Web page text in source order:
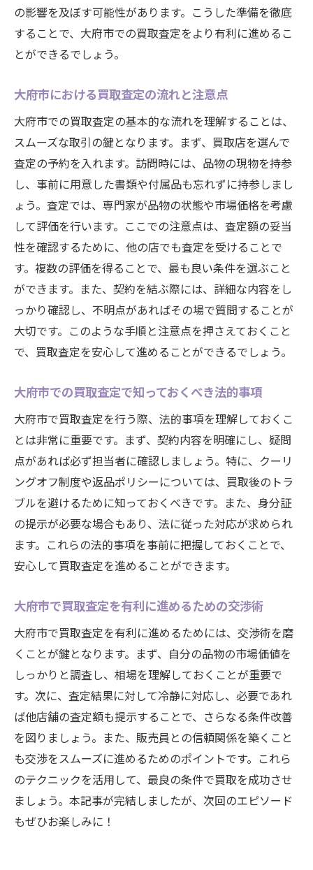
大府市固有の市場動向を活用した買取戦略を探
る
大府市の市場動向を読み解くための基本ス
地域の経済状況が買取査定に与える影響と
は
大府市での買取戦略に役立つ最新トレンド
情報
市場動向を活用した賢い売却タイミングの
見極め方
大府市の市場分析による買取価格交渉の実
践例
市場動向を基にした買取査定の成功事例の
紹介
買取査定を成功に導くための最適なタイミング
の見極め方
つける
季節やイベントによる買取査定の影響を理
解する
大府市の市場動向に基づいたタイミング戦
略
買取査定における価格の変動要因を把握す
る
最適な査定時期を選ぶためのデータ分析の
重要性
方法
大府市での買取査定で知っておくべき重要なポ
イント
大府市での査定前に確認すべき重要な法律
事項
買取査定に影響を与える要素とその対策
大府市で買取査定を受ける際の心得とすす
査定前に知っておくべき大府市の買取条件
買取査定の際に注意するべき契約のポイン
の影響を及ぼす可能性があります。こうした準備を徹底
することで、大府市での買取査定をより有利に進めるこ
とができるでしょう。
大府市における買取査定の流れと注意点
大府市での買取査定の基本的な流れを理解することは、
スムーズな取引の鍵となります。まず、買取店を選んで
査定の予約を入れます。訪問時には、品物の現物を持参
し、事前に用意した書類や付属品も忘れずに持参しまし
ょう。査定では、専門家が品物の状態や市場価格を考慮
して評価を行います。ここでの注意点は、査定額の妥当
性を確認するために、他の店でも査定を受けることで
す。複数の評価を得ることで、最も良い条件を選ぶこと
ができます。また、契約を結ぶ際には、詳細な内容をし
っかり確認し、不明点があればその場で質問することが
大切です。このような手順と注意点を押さえておくこと
で、買取査定を安心して進めることができるでしょう。
大府市での買取査定で知っておくべき法的事項
大府市で買取査定を行う際、法的事項を理解しておくこ
とは非常に重要です。まず、契約内容を明確にし、疑問
点があれば必ず担当者に確認しましょう。特に、クーリ
ングオフ制度や返品ポリシーについては、買取後のトラ
ブルを避けるために知っておくべきです。また、身分証
の提示が必要な場合もあり、法に従った対応が求められ
ます。これらの法的事項を事前に把握しておくことで、
安心して買取査定を進めることができます。
大府市で買取査定を有利に進めるための交渉術
大府市で買取査定を有利に進めるためには、交渉術を磨
くことが鍵となります。まず、自分の品物の市場価値を
しっかりと調査し、相場を理解しておくことが重要で
す。次に、査定結果に対して冷静に対応し、必要であれ
ば他店舗の査定額も提示することで、さらなる条件改善
を図りましょう。また、販売員との信頼関係を築くこと
も交渉をスムーズに進めるためのポイントです。これら
のテクニックを活用して、最良の条件で買取を成功させ
ましょう。本記事が完結しましたが、次回のエピソード
もぜひお楽しみに！